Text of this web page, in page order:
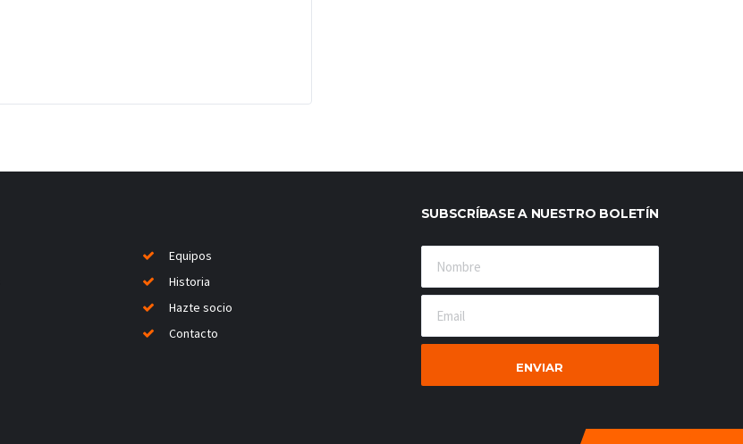
Equipos
Historia
Hazte socio
Contacto
SUBSCRÍBASE A NUESTRO BOLETÍN